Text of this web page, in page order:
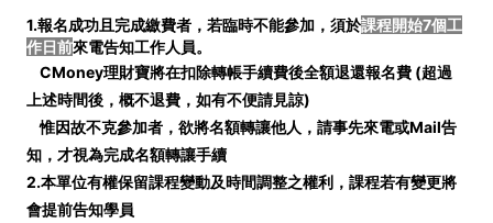
1.報名成功且完成繳費者，若臨時不能參加，須於課程開始7個工
作日前來電告知工作人員。
CMoney理財寶將在扣除轉帳手續費後全額退還報名費 (超過
上述時間後，概不退費，如有不便請見諒)
惟因故不克參加者，欲將名額轉讓他人，請事先來電或Mail告
知，才視為完成名額轉讓手續
2.本單位有權保留課程變動及時間調整之權利，課程若有變更將
會提前告知學員